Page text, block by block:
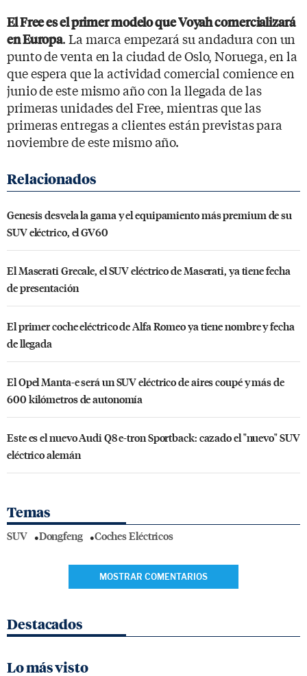
El Free es el primer modelo que Voyah comercializará
en Europa. La marca empezará su andadura con un
punto de venta en la ciudad de Oslo, Noruega, en la
que espera que la actividad comercial comience en
junio de este mismo año con la llegada de las
primeras unidades del Free, mientras que las
primeras entregas a clientes están previstas para
noviembre de este mismo año.
Genesis desvela la gama y el equipamiento más premium de su
SUV eléctrico, el GV60
El Maserati Grecale, el SUV eléctrico de Maserati, ya tiene fecha
de presentación
El primer coche eléctrico de Alfa Romeo ya tiene nombre y fecha
de llegada
El Opel Manta-e será un SUV eléctrico de aires coupé y más de
600 kilómetros de autonomía
Este es el nuevo Audi Q8 e-tron Sportback: cazado el "nuevo" SUV
eléctrico alemán
Temas
SUV Dongfeng Coches Eléctricos
MOSTRAR COMENTARIOS
Destacados
Lo más visto